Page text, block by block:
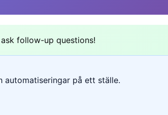
follow-up questions!
automatiseringar på ett ställe.